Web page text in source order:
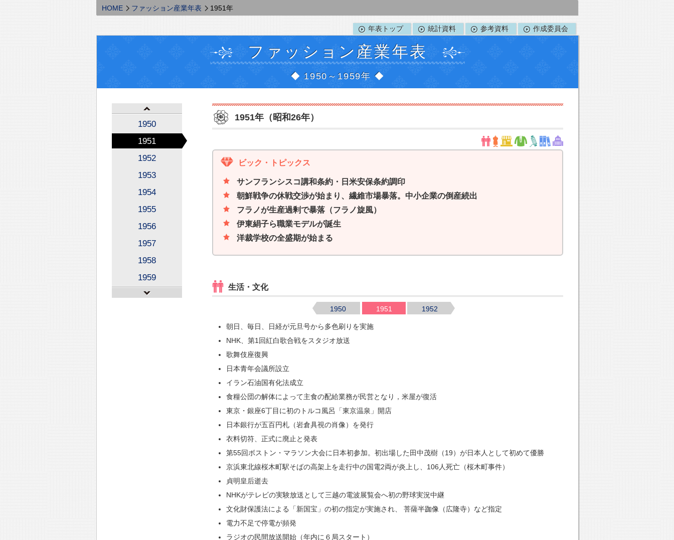
HOME ファッション産業年表 1951年
年表トップ 統計資料 参考資料 作成委員会
ファッション産業年表
◆ 1950～1959年 ◆
1950
1951
1952
1953
1954
1955
1956
1957
1958
1959
1951年（昭和26年）
ビック・トピックス
サンフランシスコ講和条約・日米安保条約調印
朝鮮戦争の休戦交渉が始まり、繊維市場暴落。中小企業の倒産続出
フラノが生産過剰で暴落（フラノ旋風）
伊東絹子ら職業モデルが誕生
洋裁学校の全盛期が始まる
生活・文化
1950 1951 1952
朝日、毎日、日経が元旦号から多色刷りを実施
NHK、第1回紅白歌合戦をスタジオ放送
歌舞伎座復興
日本青年会議所設立
イラン石油国有化法成立
食糧公団の解体によって主食の配給業務が民営となり，米屋が復活
東京・銀座6丁目に初のトルコ風呂「東京温泉」開店
日本銀行が五百円札（岩倉具視の肖像）を発行
衣料切符、正式に廃止と発表
第55回ボストン・マラソン大会に日本初参加。初出場した田中茂樹（19）が日本人として初めて優勝
京浜東北線桜木町駅そばの高架上を走行中の国電2両が炎上し、106人死亡（桜木町事件）
貞明皇后逝去
NHKがテレビの実験放送として三越の電波展覧会へ初の野球実況中継
文化財保護法による「新国宝」の初の指定が実施され、 菩薩半跏像（広隆寺）など指定
電力不足で停電が頻発
ラジオの民間放送開始（年内に６局スタート）